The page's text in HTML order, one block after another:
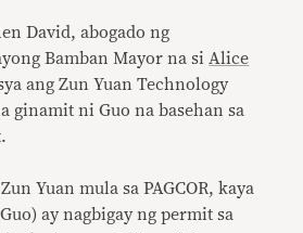
David, abogado ng
Bamban Mayor na si Alice
ang Zun Yuan Technology
ginamit ni Guo na basehan sa
Yuan mula sa PAGCOR, kaya
ay nagbigay ng permit sa